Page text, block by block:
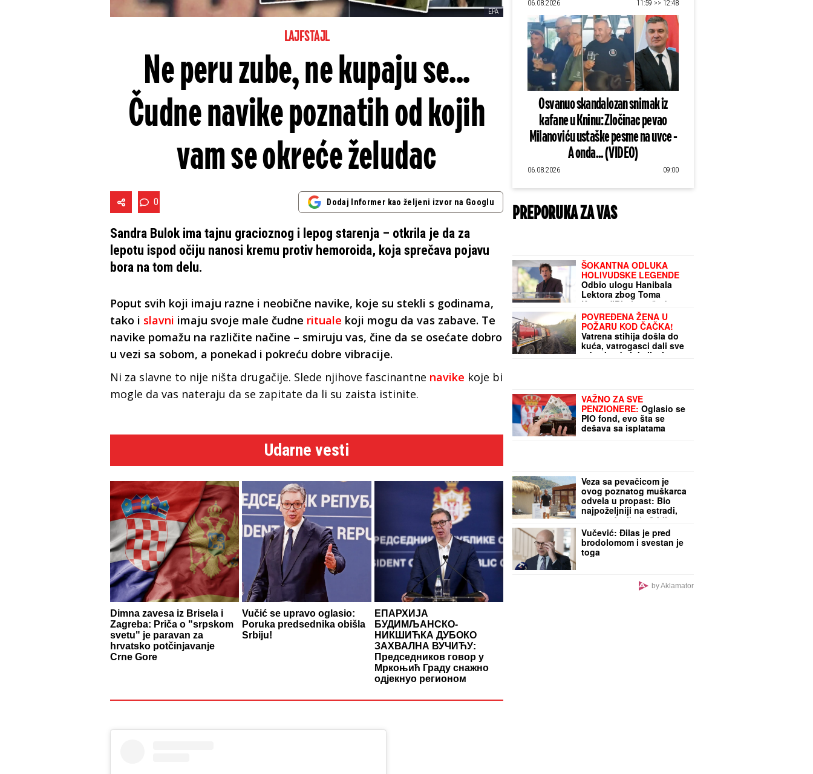
EPA
LAJFSTAJL
Ne peru zube, ne kupaju se...
Čudne navike poznatih od kojih
vam se okreće želudac
0 Dodaj Informer kao željeni izvor na Googlu
Sandra Bulok ima tajnu gracioznog i lepog starenja – otkrila je da za
lepotu ispod očiju nanosi kremu protiv hemoroida, koja sprečava pojavu
bora na tom delu.
Poput svih koji imaju razne i neobične navike, koje su stekli s godinama,
tako i slavni imaju svoje male čudne rituale koji mogu da vas zabave. Te
navike pomažu na različite načine – smiruju vas, čine da se osećate dobro
u vezi sa sobom, a ponekad i pokreću dobre vibracije.
Ni za slavne to nije ništa drugačije. Slede njihove fascinantne navike koje bi
mogle da vas nateraju da se zapitate da li su zaista istinite.
Udarne vesti
Dimna zavesa iz Brisela i
Zagreba: Priča o "srpskom
svetu" je paravan za
hrvatsko potčinjavanje
Crne Gore
Vučić se upravo oglasio:
Poruka predsednika obišla
Srbiju!
ЕПАРХИЈА
БУДИМЉАНСКО-
НИКШИЋКА ДУБОКО
ЗАХВАЛНА ВУЧИЋУ:
Председников говор у
Мркоњић Граду снажно
одјекнуо регионом
06.08.2026 11:59 >> 12:48
Osvanuo skandalozan snimak iz
kafane u Kninu: Zločinac pevao
Milanoviću ustaške pesme na uvce -
A onda... (VIDEO)
06.08.2026 09:00
PREPORUKA ZA VAS
ŠOKANTNA ODLUKA
HOLIVUDSKE LEGENDE
Odbio ulogu Hanibala
Lektora zbog Toma
Kruza: "Bio je to čudan
potez"
POVREĐENA ŽENA U
POŽARU KOD ČAČKA!
Vatrena stihija došla do
kuća, vatrogasci dali sve
od sebe da lokalizuju
VAŽNO ZA SVE
PENZIONERE: Oglasio se
PIO fond, evo šta se
dešava sa isplatama
Veza sa pevačicom je
ovog poznatog muškarca
odvela u propast: Bio
najpoželjniji na estradi,
pa se odselio iz Srbije
Vučević: Đilas je pred
brodolomom i svestan je
toga
by Aklamator